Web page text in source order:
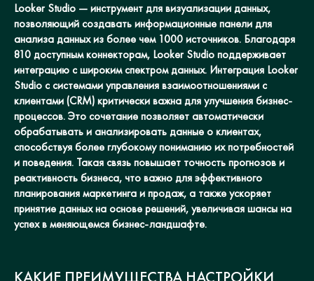
Looker Studio — инструмент для визуализации данных,
позволяющий создавать информационные панели для
анализа данных из более чем 1000 источников. Благодаря
810 доступным коннекторам, Looker Studio поддерживает
интеграцию с широким спектром данных. Интеграция Looker
Studio с системами управления взаимоотношениями с
клиентами (CRM) критически важна для улучшения бизнес-
процессов. Это сочетание позволяет автоматически
обрабатывать и анализировать данные о клиентах,
способствуя более глубокому пониманию их потребностей
и поведения. Такая связь повышает точность прогнозов и
реактивность бизнеса, что важно для эффективного
планирования маркетинга и продаж, а также ускоряет
принятие данных на основе решений, увеличивая шансы на
успех в меняющемся бизнес-ландшафте.